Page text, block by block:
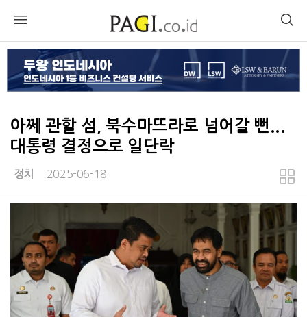
아쩨 관할 섬, 북수마뜨라로 넘어갈 뻔...
대통령 결정으로 일단락
정치 2025-06-18